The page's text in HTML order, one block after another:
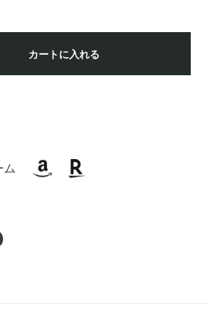
カートに入れる
ム